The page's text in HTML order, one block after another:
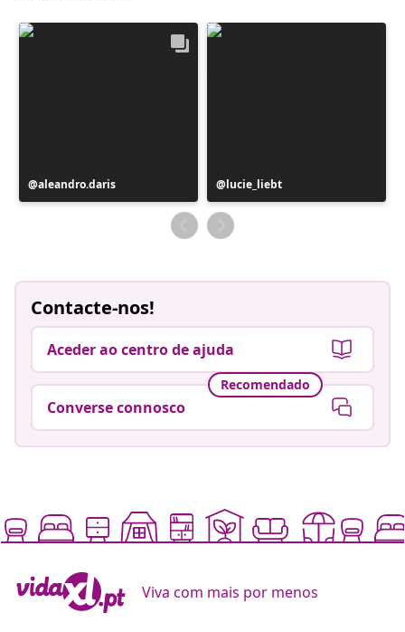
Postagem
publicada
aleandro.daris
Postagem
publicada
por
lucie_liebt
Contacte-nos!
Aceder ao centro de ajuda
Recomendado
Converse connosco
Viva com mais por menos